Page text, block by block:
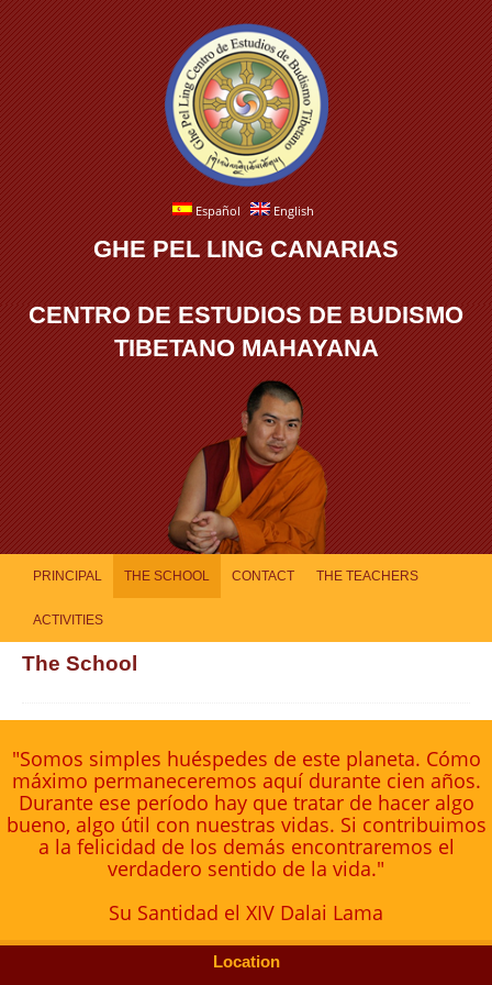
Español English
GHE PEL LING CANARIAS
CENTRO DE ESTUDIOS DE BUDISMO
TIBETANO MAHAYANA
PRINCIPAL THE SCHOOL CONTACT THE TEACHERS
ACTIVITIES
The School
"Somos simples huéspedes de este planeta. Cómo
máximo permaneceremos aquí durante cien años.
Durante ese período hay que tratar de hacer algo
bueno, algo útil con nuestras vidas. Si contribuimos
a la felicidad de los demás encontraremos el
verdadero sentido de la vida."
Su Santidad el XIV Dalai Lama
Location